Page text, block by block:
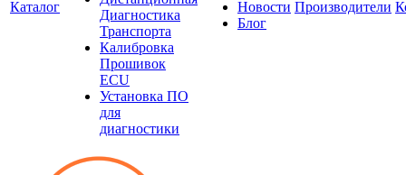
Каталог
Диагностика
Транспорта
Калибровка
Прошивок
ECU
Установка ПО
для
диагностики
Новости
Блог
Производители